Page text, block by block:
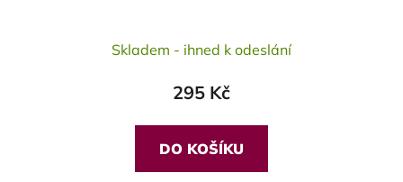
hodnocení
je
5,0
z
5
Skladem - ihned k odeslání
295 Kč
DO KOŠÍKU